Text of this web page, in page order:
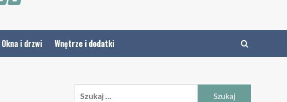
Okna i drzwi Wnętrze i dodatki